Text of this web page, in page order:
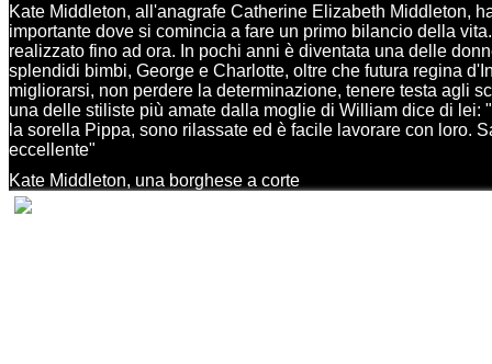
Kate Middleton, all'anagrafe Catherine Elizabeth Middleton,
importante dove si comincia a fare un primo bilancio della
realizzato fino ad ora. In pochi anni è diventata una delle
splendidi bimbi, George e Charlotte, oltre che futura regina
migliorarsi, non perdere la determinazione, tenere testa agli
una delle stiliste più amate dalla moglie di William dice di
la sorella Pippa, sono rilassate ed è facile lavorare con loro.
eccellente"
Kate Middleton, una borghese a corte